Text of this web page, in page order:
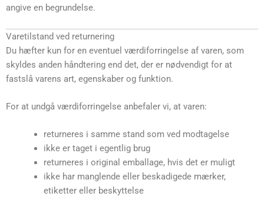
angive en begrundelse.
Varetilstand ved returnering
Du hæfter kun for en eventuel værdiforringelse af varen, som
skyldes anden håndtering end det, der er nødvendigt for at
fastslå varens art, egenskaber og funktion.
For at undgå værdiforringelse anbefaler vi, at varen:
returneres i samme stand som ved modtagelse
ikke er taget i egentlig brug
returneres i original emballage, hvis det er muligt
ikke har manglende eller beskadigede mærker,
etiketter eller beskyttelse